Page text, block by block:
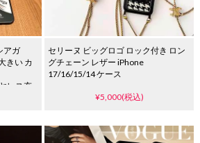
アガ
きい カ
レス充
セリーヌ ビッグロゴ ロック付き ロン
グチェーン レザー iPhone
17/16/15/14 ケース
¥5,000(税込)